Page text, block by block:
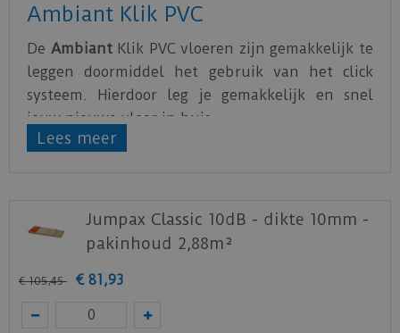
Ambiant Klik PVC
De Ambiant Klik PVC vloeren zijn gemakkelijk te
leggen doormiddel het gebruik van het click
systeem. Hierdoor leg je gemakkelijk en snel
jouw nieuwe vloer in huis.
De PVC vloeren van
Alle Ambiant vloeren zijn voorzien van een
geïntegreerde ondervloerdie in staat is om
overbruggen.
Download
de leg- en onderhoudsinstructie.
Lees meer
Jumpax Classic 10dB - dikte 10mm -
pakinhoud 2,88m²
€ 105,45 € 81,93